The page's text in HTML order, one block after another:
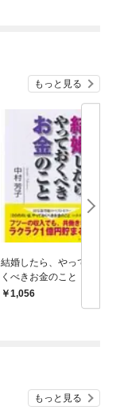
もっと見る
結婚したら、やってお
くべきお金のこと
1,056
もっと見る